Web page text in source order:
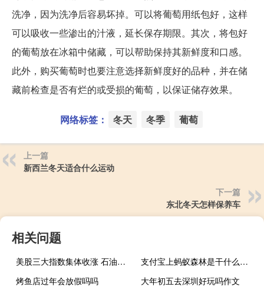
洗净，因为洗净后容易坏掉。可以将葡萄用纸包好，这样
可以吸收一些渗出的汁液，延长保存期限。其次，将包好
的葡萄放在冰箱中储藏，可以帮助保持其新鲜度和口感。
此外，购买葡萄时也要注意选择新鲜度好的品种，并在储
藏前检查是否有烂的或受损的葡萄，以保证储存效果。
网络标签： 冬天 冬季 葡萄
上一篇
新西兰冬天适合什么运动
下一篇
东北冬天怎样保养车
相关问题
美股三大指数集体收涨 石油与天然气板块涨幅居前
支付宝上蚂蚁森林是干什么用的
烤鱼店过年会放假吗吗
大年初五去深圳好玩吗作文